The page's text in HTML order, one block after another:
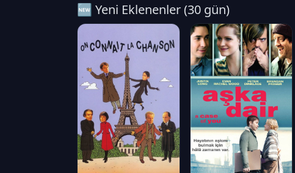
🆕 Yeni Eklenenler (30 gün)